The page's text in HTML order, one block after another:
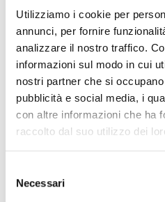
Utilizziamo i cookie per
annunci, per fornire
analizzare il nostro traffico.
informazioni sul modo in cui
nostri partner che si
pubblicità e social media, i
con altre informazioni che ha
raccolto dal suo utilizzo dei
delNecessari
Terminali e tornelli
Totem per
punto di raccolta